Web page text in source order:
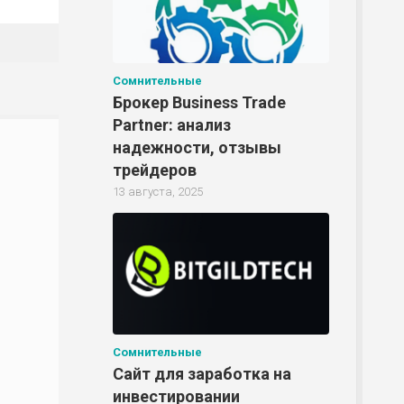
Сомнительные
Брокер Business Trade
Partner: анализ
надежности, отзывы
трейдеров
13 августа, 2025
Сомнительные
Сайт для заработка на
инвестировании